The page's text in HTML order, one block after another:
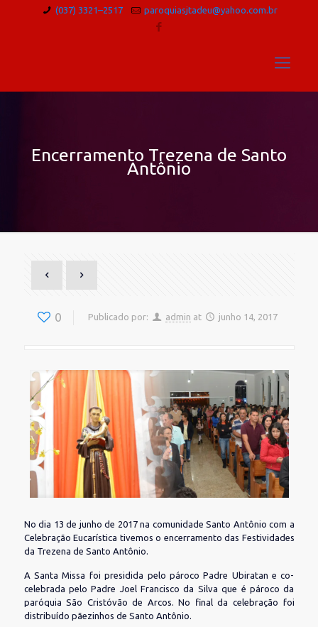
(037) 3321–2517 paroquiasjtadeu@yahoo.com.br
Encerramento Trezena de Santo
Antônio
0 Publicado por: admin at junho 14, 2017
No dia 13 de junho de 2017 na comunidade Santo Antônio com a
Celebração Eucarística tivemos o encerramento das Festividades
da Trezena de Santo Antônio.
A Santa Missa foi presidida pelo pároco Padre Ubiratan e co-
celebrada pelo Padre Joel Francisco da Silva que é pároco da
paróquia São Cristóvão de Arcos. No final da celebração foi
distribuído pãezinhos de Santo Antônio.